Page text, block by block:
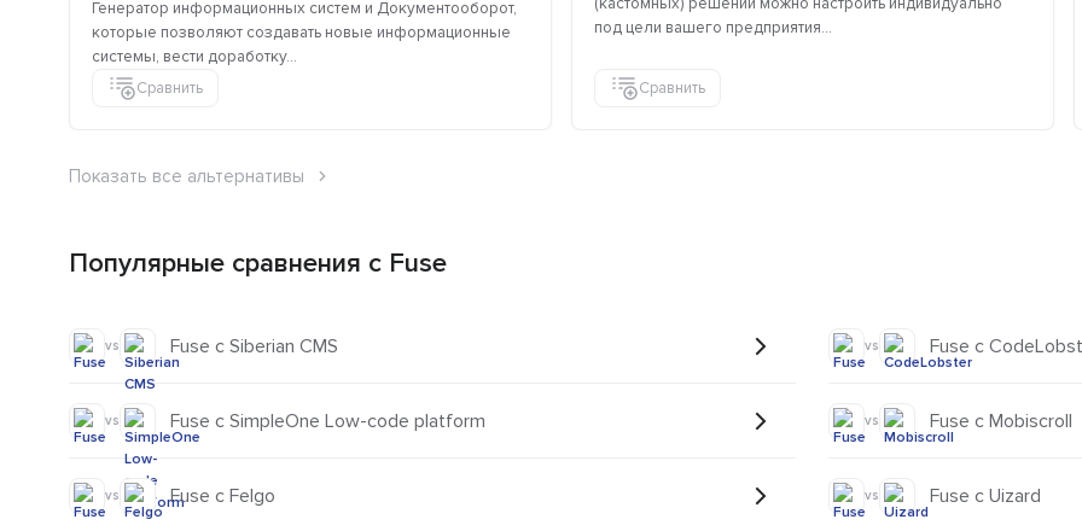
Генератор информационных систем и Документооборот,
которые позволяют создавать новые информационные
системы, вести доработку...
Сравнить
под цели вашего предприятия...
Сравнить
Показать все альтернативы
Популярные сравнения с Fuse
vs Fuse с Siberian CMS
vs Fuse с SimpleOne Low-code platform
vs Fuse с Felgo
vs Fuse с
vs Fuse с Mobiscroll
vs Fuse с Uizard